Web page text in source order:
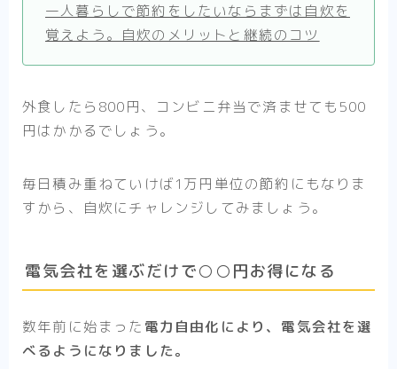
一人暮らしで節約をしたいならまずは自炊を
覚えよう。自炊のメリットと継続のコツ
外食したら800円、コンビニ弁当で済ませても500
円はかかるでしょう。
毎日積み重ねていけば1万円単位の節約にもなりま
すから、自炊にチャレンジしてみましょう。
電気会社を選ぶだけで○○円お得になる
数年前に始まった 電力自由化により、電気会社を選
べるようになりました。